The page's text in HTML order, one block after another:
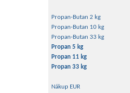
Propan-Butan 2 kg
Propan-Butan 10 kg
Propan-Butan 33 kg
Propan 5 kg
Propan 11 kg
Propan 33 kg
Nákup EUR